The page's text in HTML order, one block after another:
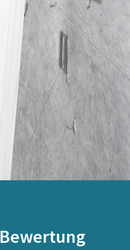
Bewertung